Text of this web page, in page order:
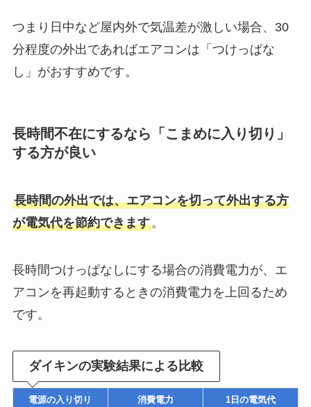
つまり日中など屋内外で気温差が激しい場合、30
分程度の外出であればエアコンは「つけっぱな
し」がおすすめです。
長時間不在にするなら「こまめに入り切り」
する方が良い
長時間の外出では、エアコンを切って外出する方
が電気代を節約できます。
長時間つけっぱなしにする場合の消費電力が、エ
アコンを再起動するときの消費電力を上回るため
です。
ダイキンの実験結果による比較
電源の入り切り 消費電力 1日の電気代